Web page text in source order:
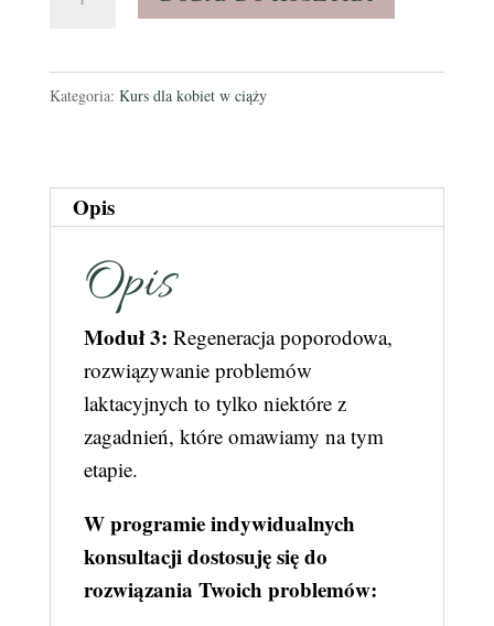
Kategoria: Kurs dla kobiet w ciąży
Opis
Opis
Moduł 3: Regeneracja poporodowa,
rozwiązywanie problemów
laktacyjnych to tylko niektóre z
zagadnień, które omawiamy na tym
etapie.
W programie indywidualnych
konsultacji dostosuję się do
rozwiązania Twoich problemów: